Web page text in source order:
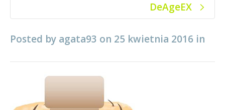
DeAgeEX
Posted by agata93 on 25 kwietnia 2016 in